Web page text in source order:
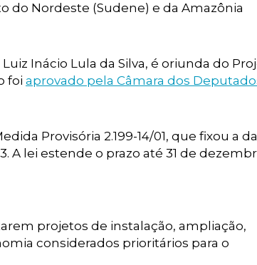
do Nordeste (Sudene) e da Amazônia
Inácio Lula da Silva, é oriunda do
foi aprovado pela Câmara dos
Provisória 2.199-14/01, que fixou a
A lei estende o prazo até 31 de
projetos de instalação, ampliação,
considerados prioritários para o